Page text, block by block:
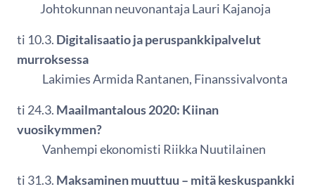
Johtokunnan neuvonantaja Lauri Kajanoja
ti 10.3. Digitalisaatio ja peruspankkipalvelut
murroksessa
Lakimies Armida Rantanen, Finanssivalvonta
ti 24.3. Maailmantalous 2020: Kiinan
vuosikymmen?
Vanhempi ekonomisti Riikka Nuutilainen
ti 31.3. Maksaminen muuttuu – mitä keskuspankki